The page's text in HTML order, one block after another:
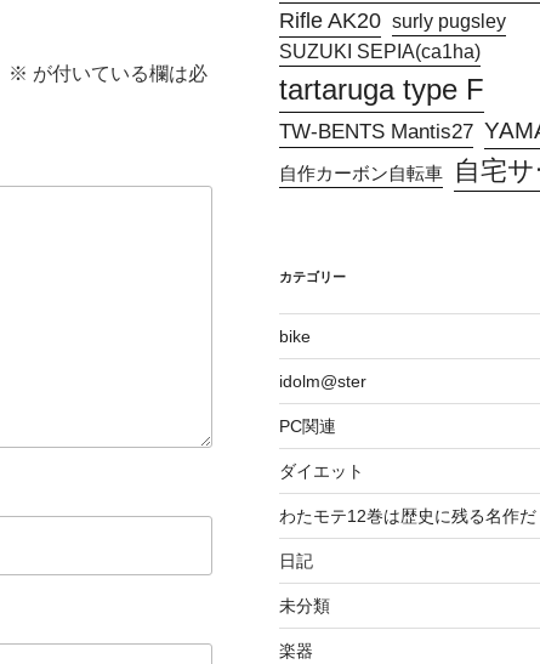
※ が付いている欄は必
Rifle AK20 surly pugsley
SUZUKI SEPIA(ca1ha)
tartaruga type F
TW-BENTS Mantis27
自作カーボン自転車 自宅
カテゴリー
bike
idolm@ster
PC関連
ダイエット
わたモテ12巻は歴史に残る名作だ
日記
未分類
楽器